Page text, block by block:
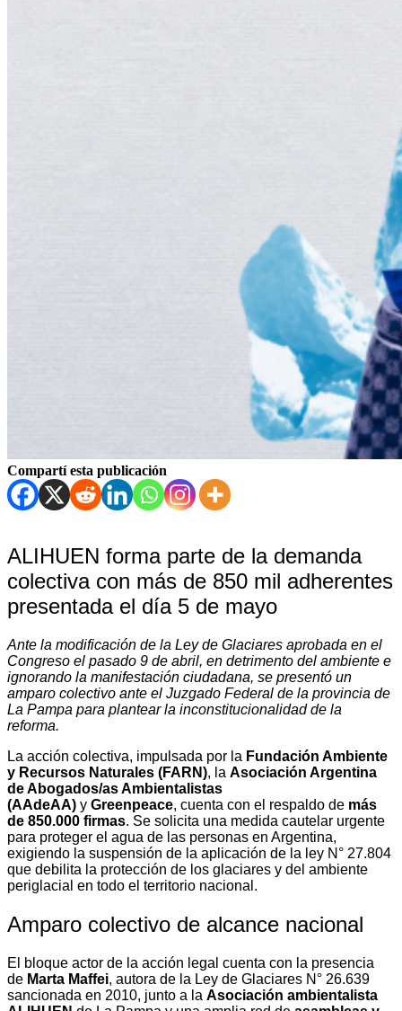
Compartí esta publicación
ALIHUEN forma parte de la demanda
colectiva con más de 850 mil adherentes
presentada el día 5 de mayo
Ante la modificación de la Ley de Glaciares aprobada en el
Congreso el pasado 9 de abril, en detrimento del ambiente e
ignorando la manifestación ciudadana, se presentó un
amparo colectivo ante el Juzgado Federal de la provincia de
La Pampa para plantear la inconstitucionalidad de la
reforma.
La acción colectiva, impulsada por la Fundación Ambiente
y Recursos Naturales (FARN), la Asociación Argentina
de Abogados/as Ambientalistas
(AAdeAA) y Greenpeace, cuenta con el respaldo de más
de 850.000 firmas. Se solicita una medida cautelar urgente
para proteger el agua de las personas en Argentina,
exigiendo la suspensión de la aplicación de la ley N° 27.804
que debilita la protección de los glaciares y del ambiente
periglacial en todo el territorio nacional.
Amparo colectivo de alcance nacional
El bloque actor de la acción legal cuenta con la presencia
de Marta Maffei, autora de la Ley de Glaciares N° 26.639
sancionada en 2010, junto a la Asociación ambientalista